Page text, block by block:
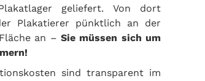
geliefert. Von dort
Plakatierer pünktlich an der
an – Sie müssen sich um
sind transparent im